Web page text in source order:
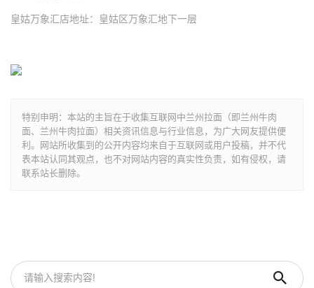
皇姑万象汇店地址：皇姑区万象汇地下一层
特别申明：本站的主旨在于收集互联网中兰州拉面（即兰州牛肉
面、兰州牛肉拉面）相关资讯信息与行业信息，为广大网友提供便
利。网站所收集到的公开内容均来自于互联网或用户投稿，并不代
表本站认同其观点，也不对网站内容的真实性负责，如有侵权，请
联系站长删除。